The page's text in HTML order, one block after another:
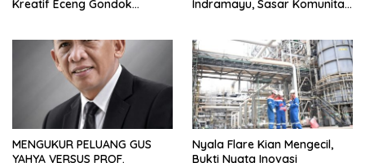
Kreatif Eceng Gondok
Indramayu, Sasar Komunitas
MENGUKUR PELUANG GUS
YAHYA VERSUS PROF.
Nyala Flare Kian Mengecil,
Bukti Nyata Inovasi